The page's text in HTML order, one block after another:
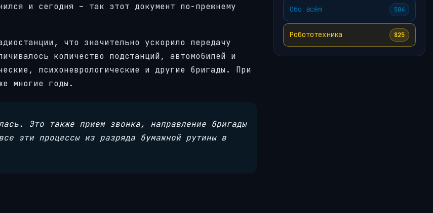
и сегодня – так этот документ по-прежнему
что значительно ускорило передачу
количество подстанций, автомобилей и
психоневрологические и другие бригады. При
многие годы.
Это также прием звонка, направление бригады
эти процессы из разряда бумажной рутины в
Обо всём 504
Робототехника 825